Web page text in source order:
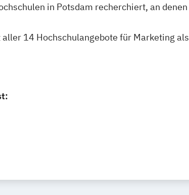
in Potsdam recherchiert, an denen
14 Hochschulangebote für Marketing als